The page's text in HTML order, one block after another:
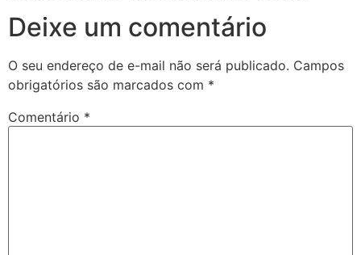
Deixe um comentário
O seu endereço de e-mail não será publicado. Campos
obrigatórios são marcados com *
Comentário *